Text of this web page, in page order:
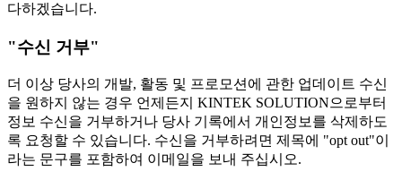
다하겠습니다.
"수신 거부"
더 이상 당사의 개발, 활동 및 프로모션에 관한 업데이트 수신
을 원하지 않는 경우 언제든지 KINTEK SOLUTION으로부터
정보 수신을 거부하거나 당사 기록에서 개인정보를 삭제하도
록 요청할 수 있습니다. 수신을 거부하려면 제목에 "opt out"이
라는 문구를 포함하여 이메일을 보내 주십시오.